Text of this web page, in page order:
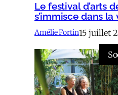
Le festival d’arts
s’immisce dans la
Amélie Fortin15 juillet